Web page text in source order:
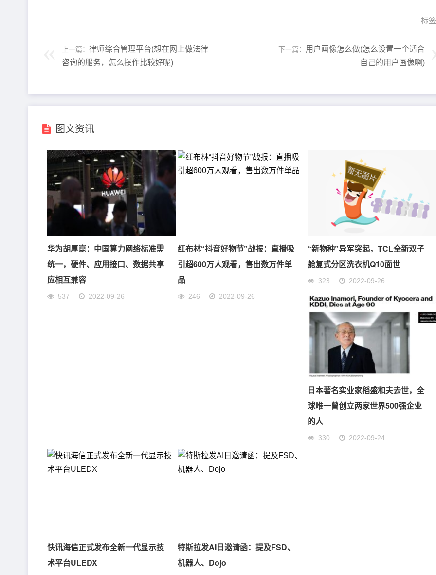
标
上一篇： 律师综合管理平台(想在网上做法律
咨询的服务，怎么操作比较好呢)
下一篇： 用户画像怎么做(怎么设置一个适合
自己的用户画像啊)
图文资讯
华为胡厚崑：中国算力网络标准需
统一，硬件、应用接口、数据共享
应相互兼容
537 2022-09-26
红布林“抖音好物节”战报：直播吸
引超600万人观看，售出数万件单
品
246 2022-09-26
“新物种”异军突起，TCL全新双子
舱复式分区洗衣机Q10面世
323 2022-09-26
日本著名实业家稻盛和夫去世，全
球唯一曾创立两家世界500强企业
的人
330 2022-09-24
快讯海信正式发布全新一代显示技
术平台ULEDX
特斯拉发AI日邀请函：提及FSD、
机器人、Dojo